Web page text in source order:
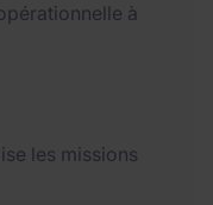
à
les missions